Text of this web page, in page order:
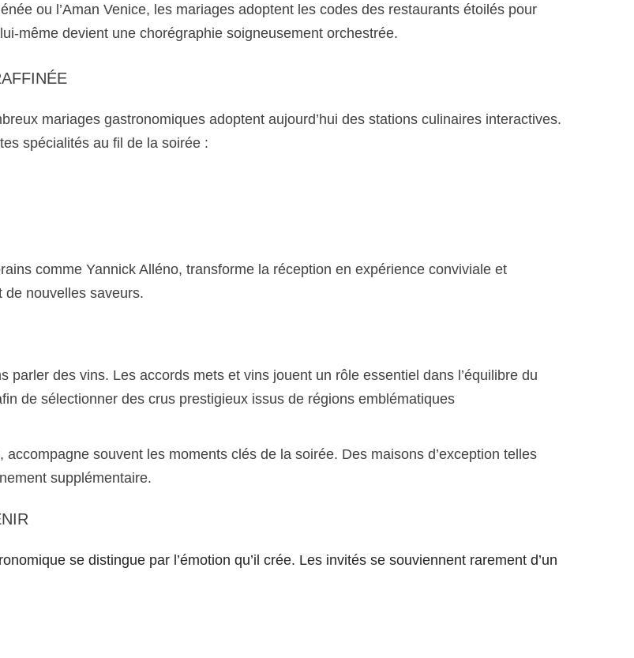
ou l’Aman Venice, les mariages adoptent les codes des restaurants étoilés pour
même devient une chorégraphie soigneusement orchestrée.
mariages gastronomiques adoptent aujourd’hui des stations culinaires interactives.
spécialités au fil de la soirée :
comme Yannick Alléno, transforme la réception en expérience conviviale et
de nouvelles saveurs.
parler des vins. Les accords mets et vins jouent un rôle essentiel dans l’équilibre du
de sélectionner des crus prestigieux issus de régions emblématiques
souvent les moments clés de la soirée. Des maisons d’exception telles
supplémentaire.
se distingue par l’émotion qu’il crée. Les invités se souviennent rarement d’un